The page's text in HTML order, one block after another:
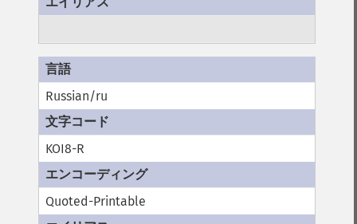
Russian/ru
KOI8-R
Quoted-Printable